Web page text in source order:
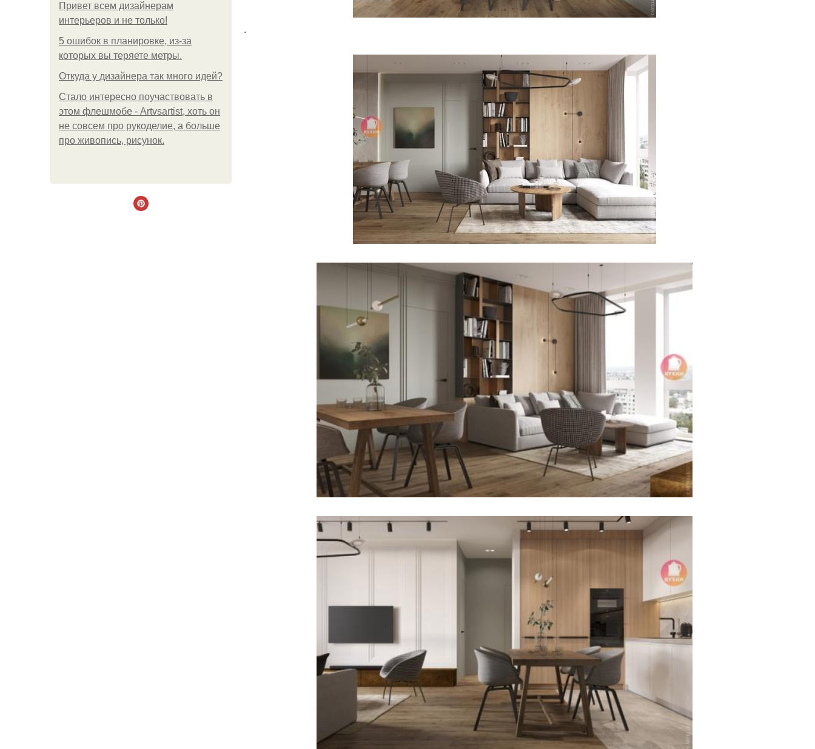
Привет всем дизайнерам
интерьеров и не только!
5 ошибок в планировке, из-за
которых вы теряете метры.
Откуда у дизайнера так много идей?
Стало интересно поучаствовать в
этом флешмобе - Artvsartist, хоть он
не совсем про рукоделие, а больше
про живопись, рисунок.
.